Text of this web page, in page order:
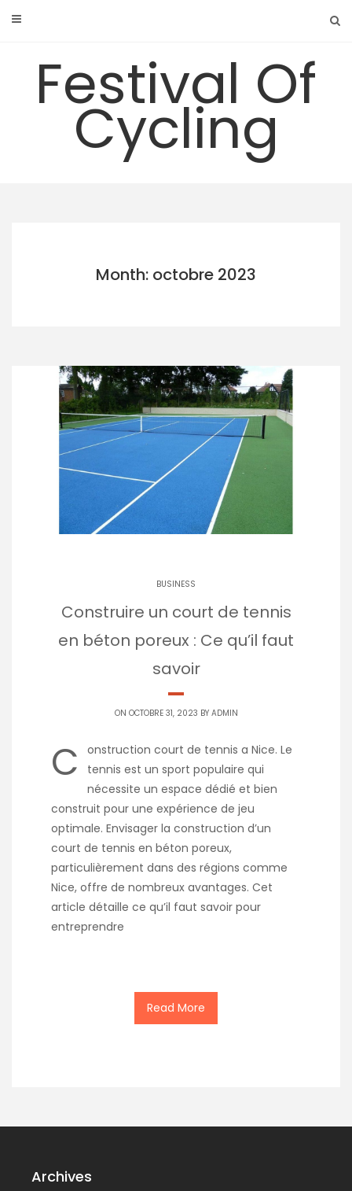
Festival Of
Cycling
Month: octobre 2023
BUSINESS
Construire un court de tennis
en béton poreux : Ce qu’il faut
savoir
ON OCTOBRE 31, 2023 BY ADMIN
C
onstruction court de tennis a Nice. Le
tennis est un sport populaire qui
nécessite un espace dédié et bien
construit pour une expérience de jeu
optimale. Envisager la construction d’un
court de tennis en béton poreux,
particulièrement dans des régions comme
Nice, offre de nombreux avantages. Cet
article détaille ce qu’il faut savoir pour
entreprendre
Read More
Archives